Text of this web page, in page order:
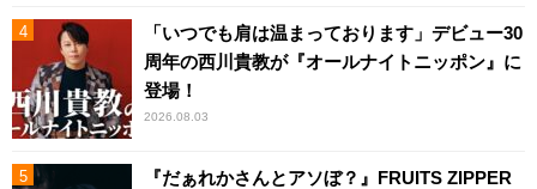
「いつでも肩は温まっております」デビュー30
周年の西川貴教が『オールナイトニッポン』に
登場！
2026.08.03
『だぁれかさんとアソぼ？』FRUITS ZIPPER